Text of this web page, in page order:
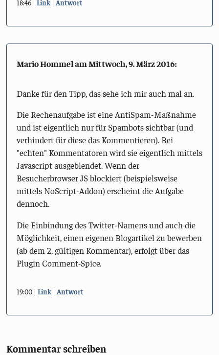
18:46 Link Antwort
Mario Hommel amMittwoch, 9. März 2016:
Danke für den Tipp, das sehe ich mir auch mal an.
Die Rechenaufgabe ist eine AntiSpam-Maßnahme
und ist eigentlich nur für Spambots sichtbar (und
verhindert für diese das Kommentieren). Bei
"echten" Kommentatoren wird sie eigentlich mittels
Javascript ausgeblendet. Wenn der
Besucherbrowser JS blockiert (beispielsweise
mittels NoScript-Addon) erscheint die Aufgabe
dennoch.
Die Einbindung des Twitter-Namens und auch die
Möglichkeit, einen eigenen Blogartikel zu bewerben
(ab dem 2. gültigen Kommentar), erfolgt über das
Plugin Comment-Spice.
19:00 Link Antwort
Kommentar schreiben